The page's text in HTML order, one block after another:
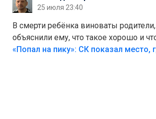
25 июля 23:40
В смерти ребёнка виноваты
объяснили ему, что такое хорошо и
Лезть через такой забор,верх